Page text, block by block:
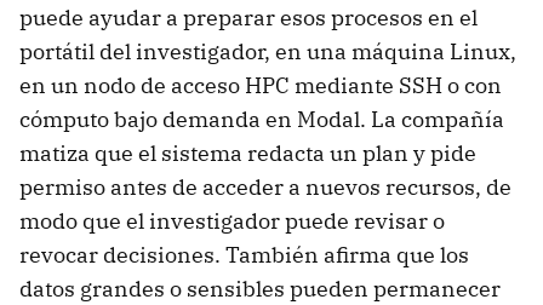
puede ayudar a preparar esos procesos en el
portátil del investigador, en una máquina Linux,
en un nodo de acceso HPC mediante SSH o con
cómputo bajo demanda en Modal. La compañía
matiza que el sistema redacta un plan y pide
permiso antes de acceder a nuevos recursos, de
modo que el investigador puede revisar o
revocar decisiones. También afirma que los
datos grandes o sensibles pueden permanecer